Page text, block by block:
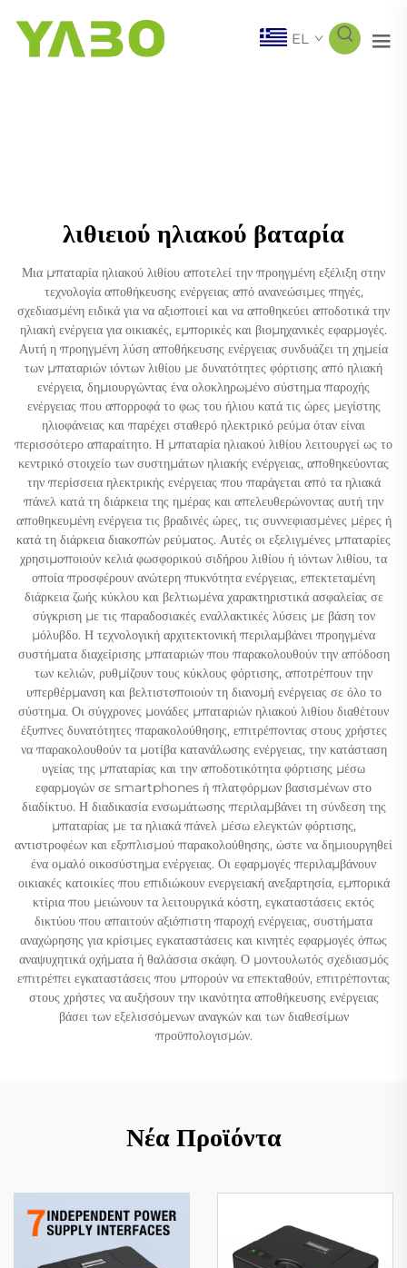
EL
λιθιειού ηλιακού βαταρία
Μια μπαταρία ηλιακού λιθίου αποτελεί την προηγμένη εξέλιξη στην
τεχνολογία αποθήκευσης ενέργειας από ανανεώσιμες πηγές,
σχεδιασμένη ειδικά για να αξιοποιεί και να αποθηκεύει αποδοτικά την
ηλιακή ενέργεια για οικιακές, εμπορικές και βιομηχανικές εφαρμογές.
Αυτή η προηγμένη λύση αποθήκευσης ενέργειας συνδυάζει τη χημεία
των μπαταριών ιόντων λιθίου με δυνατότητες φόρτισης από ηλιακή
ενέργεια, δημιουργώντας ένα ολοκληρωμένο σύστημα παροχής
ενέργειας που απορροφά το φως του ήλιου κατά τις ώρες μεγίστης
ηλιοφάνειας και παρέχει σταθερό ηλεκτρικό ρεύμα όταν είναι
περισσότερο απαραίτητο. Η μπαταρία ηλιακού λιθίου λειτουργεί ως το
κεντρικό στοιχείο των συστημάτων ηλιακής ενέργειας, αποθηκεύοντας
την περίσσεια ηλεκτρικής ενέργειας που παράγεται από τα ηλιακά
πάνελ κατά τη διάρκεια της ημέρας και απελευθερώνοντας αυτή την
αποθηκευμένη ενέργεια τις βραδινές ώρες, τις συννεφιασμένες μέρες ή
κατά τη διάρκεια διακοπών ρεύματος. Αυτές οι εξελιγμένες μπαταρίες
χρησιμοποιούν κελιά φωσφορικού σιδήρου λιθίου ή ιόντων λιθίου, τα
οποία προσφέρουν ανώτερη πυκνότητα ενέργειας, επεκτεταμένη
διάρκεια ζωής κύκλου και βελτιωμένα χαρακτηριστικά ασφαλείας σε
σύγκριση με τις παραδοσιακές εναλλακτικές λύσεις με βάση τον
μόλυβδο. Η τεχνολογική αρχιτεκτονική περιλαμβάνει προηγμένα
συστήματα διαχείρισης μπαταριών που παρακολουθούν την απόδοση
των κελιών, ρυθμίζουν τους κύκλους φόρτισης, αποτρέπουν την
υπερθέρμανση και βελτιστοποιούν τη διανομή ενέργειας σε όλο το
σύστημα. Οι σύγχρονες μονάδες μπαταριών ηλιακού λιθίου διαθέτουν
έξυπνες δυνατότητες παρακολούθησης, επιτρέποντας στους χρήστες
να παρακολουθούν τα μοτίβα κατανάλωσης ενέργειας, την κατάσταση
υγείας της μπαταρίας και την αποδοτικότητα φόρτισης μέσω
εφαρμογών σε smartphones ή πλατφόρμων βασισμένων στο
διαδίκτυο. Η διαδικασία ενσωμάτωσης περιλαμβάνει τη σύνδεση της
μπαταρίας με τα ηλιακά πάνελ μέσω ελεγκτών φόρτισης,
αντιστροφέων και εξοπλισμού παρακολούθησης, ώστε να δημιουργηθεί
ένα ομαλό οικοσύστημα ενέργειας. Οι εφαρμογές περιλαμβάνουν
οικιακές κατοικίες που επιδιώκουν ενεργειακή ανεξαρτησία, εμπορικά
κτίρια που μειώνουν τα λειτουργικά κόστη, εγκαταστάσεις εκτός
δικτύου που απαιτούν αξιόπιστη παροχή ενέργειας, συστήματα
αναχώρησης για κρίσιμες εγκαταστάσεις και κινητές εφαρμογές όπως
αναψυχητικά οχήματα ή θαλάσσια σκάφη. Ο μοντουλωτός σχεδιασμός
επιτρέπει εγκαταστάσεις που μπορούν να επεκταθούν, επιτρέποντας
στους χρήστες να αυξήσουν την ικανότητα αποθήκευσης ενέργειας
βάσει των εξελισσόμενων αναγκών και των διαθεσίμων
προϋπολογισμών.
Νέα Προϊόντα